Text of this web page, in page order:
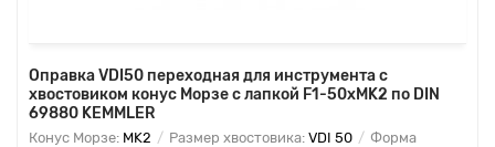
Оправка VDI50 переходная для инструмента с
хвостовиком конус Морзе с лапкой F1-50хMK2 по DIN
69880 KEMMLER
Конус Морзе: MK2 Размер хвостовика: VDI 50
Форма